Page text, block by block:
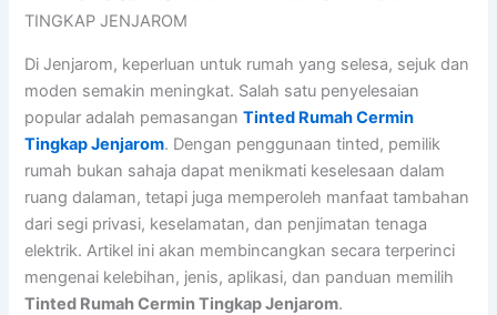
Di Jenjarom, keperluan untuk rumah yang selesa, sejuk dan
moden semakin meningkat. Salah satu penyelesaian
popular adalah pemasanganTinted Rumah Cermin
Tingkap Jenjarom. Dengan penggunaan tinted, pemilik
rumah bukan sahaja dapat menikmati keselesaan dalam
ruang dalaman, tetapi juga memperoleh manfaat tambahan
dari segi privasi, keselamatan, dan penjimatan tenaga
elektrik. Artikel ini akan membincangkan secara terperinci
mengenai kelebihan, jenis, aplikasi, dan panduan memilih
Tinted Rumah Cermin Tingkap Jenjarom.